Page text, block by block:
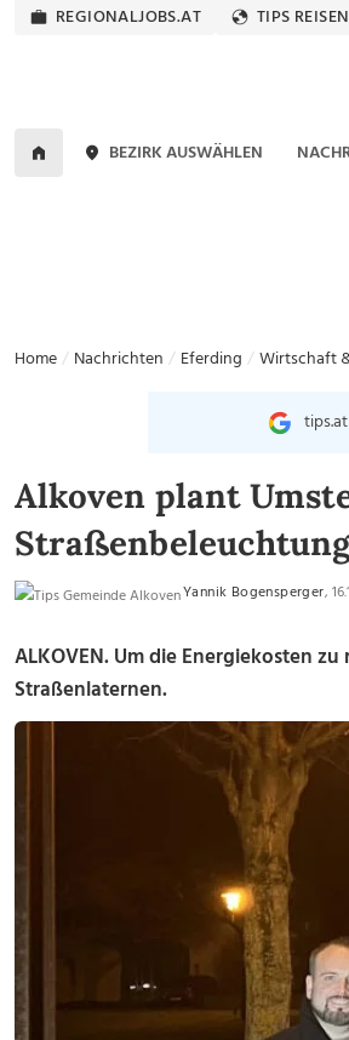
REGIONALJOBS.AT TIPS REISEN
BEZIRK AUSWÄHLEN
Home Nachrichten Eferding Wirtschaft
Alkoven plant
Yannik Bogensperger,
ALKOVEN. Um die Energiekosten
Straßenlaternen.